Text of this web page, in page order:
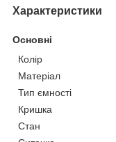
Характеристики
Основні
Колір
Матеріал
Тип ємності
Кришка
Стан